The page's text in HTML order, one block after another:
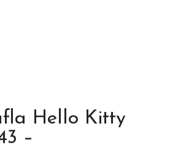
Hello Kitty
–